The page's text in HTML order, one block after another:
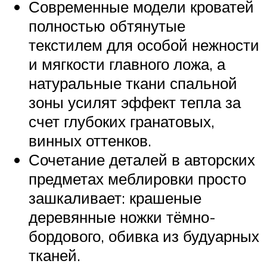
Современные модели кроватей
полностью обтянутые
текстилем для особой нежности
и мягкости главного ложа, а
натуральные ткани спальной
зоны усилят эффект тепла за
счет глубоких гранатовых,
винных оттенков.
Сочетание деталей в авторских
предметах меблировки просто
зашкаливает: крашеные
деревянные ножки тёмно-
бордового, обивка из будуарных
тканей.